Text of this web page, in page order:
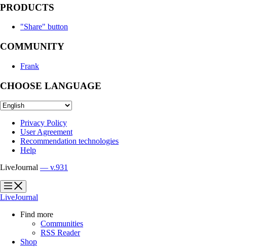
PRODUCTS
"Share" button
COMMUNITY
Frank
CHOOSE LANGUAGE
Privacy Policy
User Agreement
Recommendation technologies
Help
LiveJournal — v.931
?
?
LiveJournal
Find more
Communities
RSS Reader
Shop